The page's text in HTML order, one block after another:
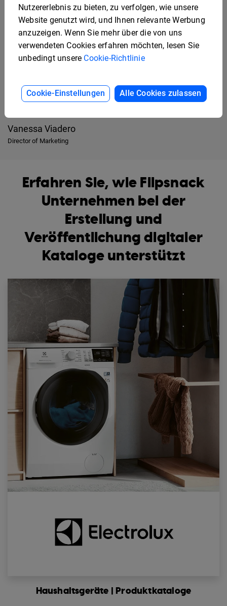
Flipsnack eröffnet uns die Möglichkeit, unsere
monatlichen Newsletter mit unseren potenziellen
präsentieren wir eine Vielzahl der Angebote, die der
Turnberry Isle Country Club zu bieten hat.
Vanessa Viadero
Director of Marketing
Erfahren Sie, wie Flipsnack
Unternehmen bei der
Erstellung und
Veröffentlichung digitaler
Kataloge unterstützt
Haushaltsgeräte | Produktkataloge
Nutzererlebnis zu bieten, zu verfolgen, wie unsere
Website genutzt wird, und Ihnen relevante Werbung
anzuzeigen. Wenn Sie mehr über die von uns
verwendeten Cookies erfahren möchten, lesen Sie
unbedingt unsere Cookie-Richtlinie
Cookie-Einstellungen Alle Cookies zulassen